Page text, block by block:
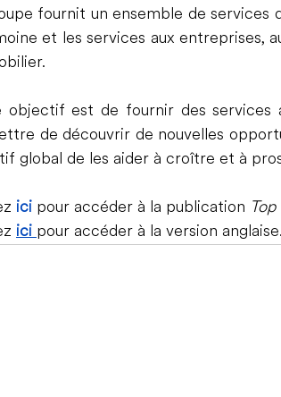
fournit un ensemble de services
et les services aux entreprises,
objectif est de fournir des services
de découvrir de nouvelles
global de les aider à croître et à
ici pour accéder à la publication
ici pour accéder à la version anglaise.